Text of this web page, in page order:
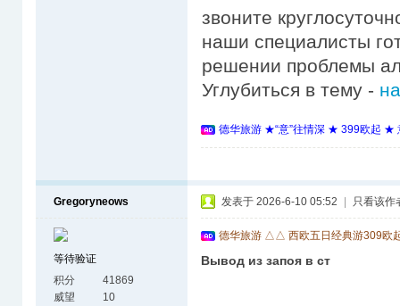
звоните
наши специалисты
решении проблемы
Углубиться в тему -
德华旅游 ★“意”往情深 ★ 399欧起 ★
Gregoryneows
等待验证
积分
41869
威望
10
发表于 2026-6-10 05:52 只看该作
德华旅游 △△ 西欧五日经典游309欧
Вывод из запоя в ст